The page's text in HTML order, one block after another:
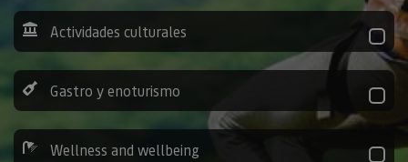
Actividades culturales
Gastro y enoturismo
Wellness and wellbeing